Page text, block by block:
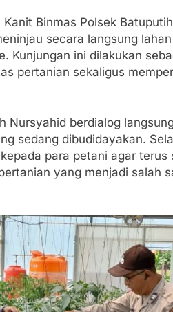
Beberkan Perkembangan
Negeri Kab Sukabumi
Tahun Ajaran Baru, Satgas
Tahun 2023 Kab.Sukabumi
Polri, Kapolresta
Posko Pusat Tg. Perak
Nyalindung Sukabumi Diduga
dengan Edaran Disdik Jabar
FSP Maritim Indonesia
Binmas Polsek
secara langsung
Kunjungan ini dilakukan
pertanian sekaligus
Nursyahid berdialog
sedang dibudidayakan.
para petani agar terus
yang menjadi salah